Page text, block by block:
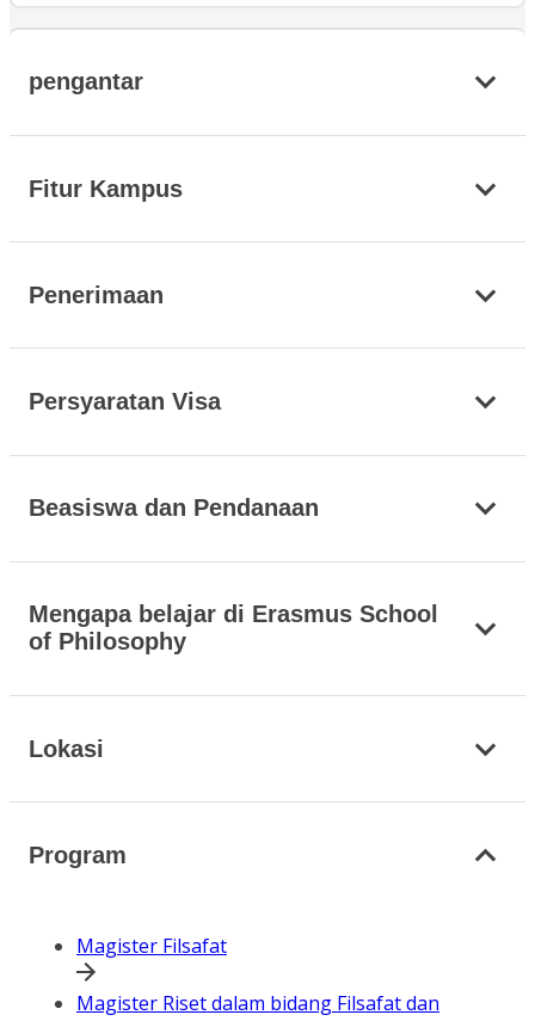
pengantar
Fitur Kampus
Penerimaan
Persyaratan Visa
Beasiswa dan Pendanaan
Mengapa belajar di Erasmus School
of Philosophy
Lokasi
Program
Magister Filsafat
Magister Riset dalam bidang Filsafat dan